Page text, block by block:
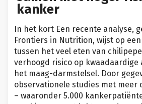
kanker
In het kort Een recente analyse,
Frontiers in Nutrition, wijst op
tussen het veel eten van
verhoogd risico op kwaadaardige
het maag-darmstelsel. Door
observationele studies met meer
– waaronder 5.000